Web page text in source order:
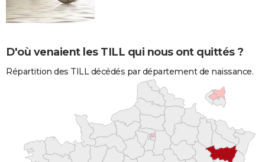
D'où venaient les TILL qui nous ont quittés ?
Répartition des TILL décédés par département de naissance.